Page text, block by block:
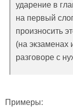
ударение в
на первый
произносить
(на экзаменах
разговоре с
Примеры: